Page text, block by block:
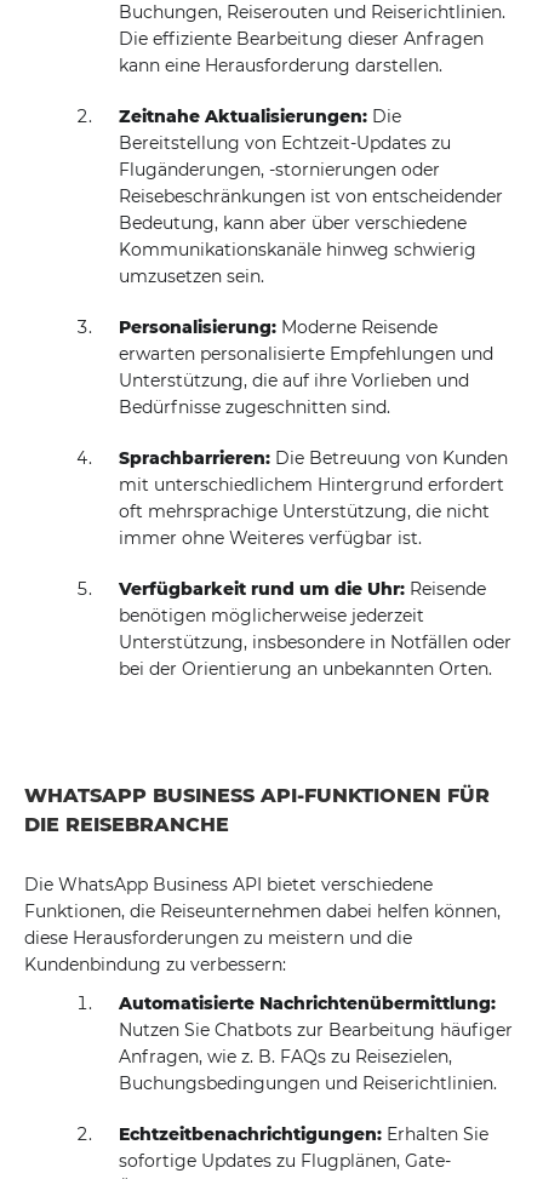
Buchungen, Reiserouten und Reiserichtlinien.
Die effiziente Bearbeitung dieser Anfragen
kann eine Herausforderung darstellen.
Zeitnahe Aktualisierungen: Die
Bereitstellung von Echtzeit-Updates zu
Flugänderungen, -stornierungen oder
Reisebeschränkungen ist von entscheidender
Bedeutung, kann aber über verschiedene
Kommunikationskanäle hinweg schwierig
umzusetzen sein.
Personalisierung: Moderne Reisende
erwarten personalisierte Empfehlungen und
Unterstützung, die auf ihre Vorlieben und
Bedürfnisse zugeschnitten sind.
Sprachbarrieren: Die Betreuung von Kunden
mit unterschiedlichem Hintergrund erfordert
oft mehrsprachige Unterstützung, die nicht
immer ohne Weiteres verfügbar ist.
Verfügbarkeit rund um die Uhr: Reisende
benötigen möglicherweise jederzeit
Unterstützung, insbesondere in Notfällen oder
bei der Orientierung an unbekannten Orten.
WHATSAPP BUSINESS API-FUNKTIONEN FÜR
DIE REISEBRANCHE
Die WhatsApp Business API bietet verschiedene
Funktionen, die Reiseunternehmen dabei helfen können,
diese Herausforderungen zu meistern und die
Kundenbindung zu verbessern:
Automatisierte Nachrichtenübermittlung:
Nutzen Sie Chatbots zur Bearbeitung häufiger
Anfragen, wie z. B. FAQs zu Reisezielen,
Buchungsbedingungen und Reiserichtlinien.
Echtzeitbenachrichtigungen: Erhalten Sie
sofortige Updates zu Flugplänen, Gate-